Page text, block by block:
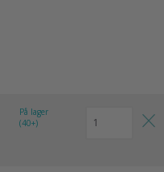
På lager
(40+)